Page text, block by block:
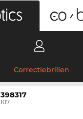
Correctiebrillen
398317
107